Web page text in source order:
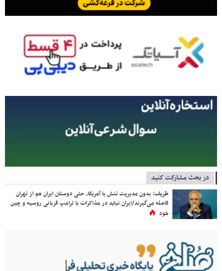
در بحث مشارکت کنید
ظریف: بدون مدیریت تنش با آمریکا، حتی دوستان ایران هم از تهران
فاصله می‌گیرند/ایران نباید در مذاکرات با ترامپ قربانی روسیه و چین
شود